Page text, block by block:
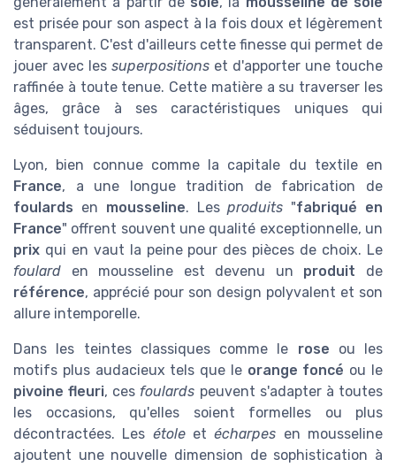
est prisée pour son aspect à la fois doux et légèrement
transparent. C'est d'ailleurs cette finesse qui permet de
jouer avec les superpositions et d'apporter une touche
raffinée à toute tenue. Cette matière a su traverser les
âges, grâce à ses caractéristiques uniques qui
séduisent toujours.
Lyon, bien connue comme la capitale du textile en
France, a une longue tradition de fabrication de
foulards en mousseline. Lesproduits "fabriqué en
France" offrent souvent une qualité exceptionnelle, un
prix qui en vaut la peine pour des pièces de choix. Le
foulard en mousseline est devenu un produit de
référence, apprécié pour son design polyvalent et son
allure intemporelle.
Dans les teintes classiques comme le rose ou les
motifs plus audacieux tels que le orange foncé ou le
pivoine fleuri, ces foulards peuvent s'adapter à toutes
les occasions, qu'elles soient formelles ou plus
décontractées. Les étoleetécharpes en mousseline
ajoutent une nouvelle dimension de sophistication à